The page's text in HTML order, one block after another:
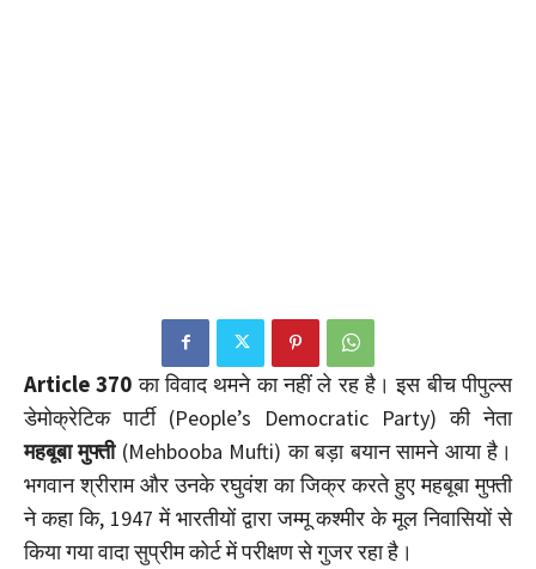
Article 370 का विवाद थमने का नहीं ले रह है। इस बीच पीपुल्स
डेमोक्रेटिक पार्टी (People’s Democratic Party) की नेता
महबूबा मुफ्ती(Mehbooba Mufti) का बड़ा बयान सामने आया है।
भगवान श्रीराम और उनके रघुवंश का जिक्र करते हुए महबूबा मुफ्ती
ने कहा कि, 1947 में भारतीयों द्वारा जम्मू कश्मीर के मूल निवासियों से
किया गया वादा सुप्रीम कोर्ट में परीक्षण से गुजर रहा है।